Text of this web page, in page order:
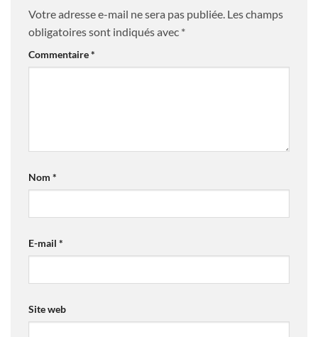
Votre adresse e-mail ne sera pas publiée. Les champs
obligatoires sont indiqués avec *
Commentaire*
Nom *
E-mail *
Site web